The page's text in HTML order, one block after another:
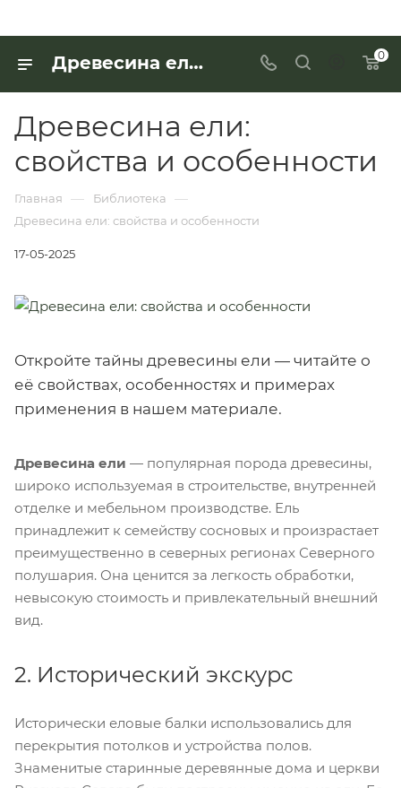
Древесина ели: свойства и особенности 0
Древесина ели:
свойства и особенности
Главная — Библиотека —
Древесина ели: свойства и особенности
17-05-2025
Откройте тайны древесины ели — читайте о
её свойствах, особенностях и примерах
применения в нашем материале.
Древесина ели — популярная порода древесины,
широко используемая в строительстве, внутренней
отделке и мебельном производстве. Ель
принадлежит к семейству сосновых и произрастает
преимущественно в северных регионах Северного
полушария. Она ценится за легкость обработки,
невысокую стоимость и привлекательный внешний
вид.
2. Исторический экскурс
Исторически еловые балки использовались для
перекрытия потолков и устройства полов.
Знаменитые старинные деревянные дома и церкви